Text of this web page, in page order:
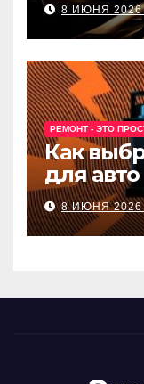
8 ИЮНЯ
РЕМОНТ - ЭТО
Как
для авто
8 ИЮНЯ